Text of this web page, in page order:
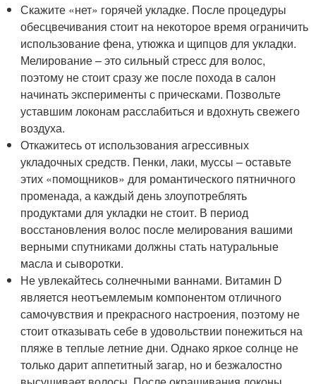
Скажите «нет» горячей укладке. После процедуры
обесцвечивания стоит на некоторое время ограничить
использование фена, утюжка и щипцов для укладки.
Мелирование – это сильный стресс для волос,
поэтому не стоит сразу же после похода в салон
начинать эксперименты с прическами. Позвольте
уставшим локонам расслабиться и вдохнуть свежего
воздуха.
Откажитесь от использования агрессивных
укладочных средств. Пенки, лаки, муссы – оставьте
этих «помощников» для романтического пятничного
променада, а каждый день злоупотреблять
продуктами для укладки не стоит. В период
восстановления волос после мелирования вашими
верными спутниками должны стать натуральные
масла и сыворотки.
Не увлекайтесь солнечными ваннами. Витамин D
является неотъемлемым компонентом отличного
самочувствия и прекрасного настроения, поэтому не
стоит отказывать себе в удовольствии понежиться на
пляже в теплые летние дни. Однако яркое солнце не
только дарит аппетитный загар, но и безжалостно